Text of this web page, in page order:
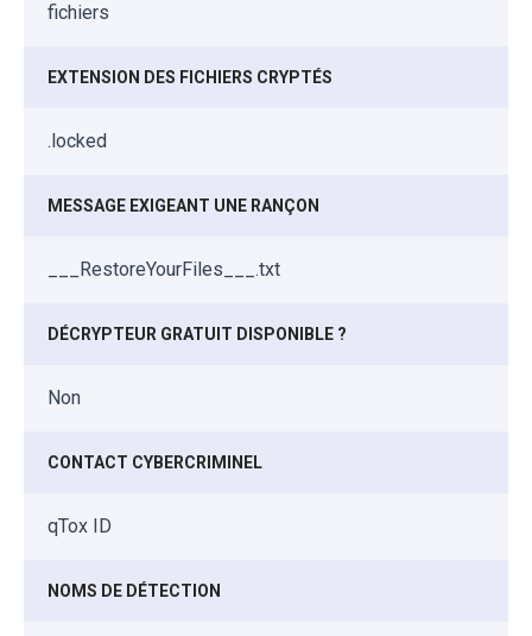
fichiers
EXTENSION DES FICHIERS CRYPTÉS
.locked
MESSAGE EXIGEANT UNE RANÇON
___RestoreYourFiles___.txt
DÉCRYPTEUR GRATUIT DISPONIBLE ?
Non
CONTACT CYBERCRIMINEL
qTox ID
NOMS DE DÉTECTION